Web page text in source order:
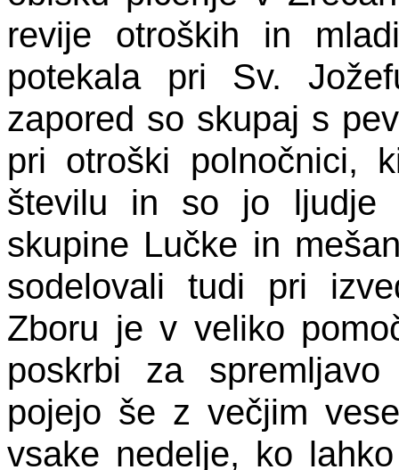
revije otroških in
potekala pri Sv.
zapored so skupaj s
pri otroški polnočnici,
številu in so jo ljudje
skupine Lučke in
sodelovali tudi pri
Zboru je v veliko
poskrbi za
pojejo še z večjim
vsake nedelje, ko